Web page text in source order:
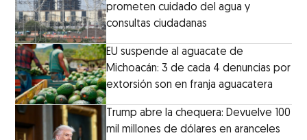
prometen cuidado del agua y
consultas ciudadanas
EU suspende al aguacate de
Michoacán: 3 de cada 4 denuncias por
extorsión son en franja aguacatera
Trump abre la chequera: Devuelve 100
mil millones de dólares en aranceles